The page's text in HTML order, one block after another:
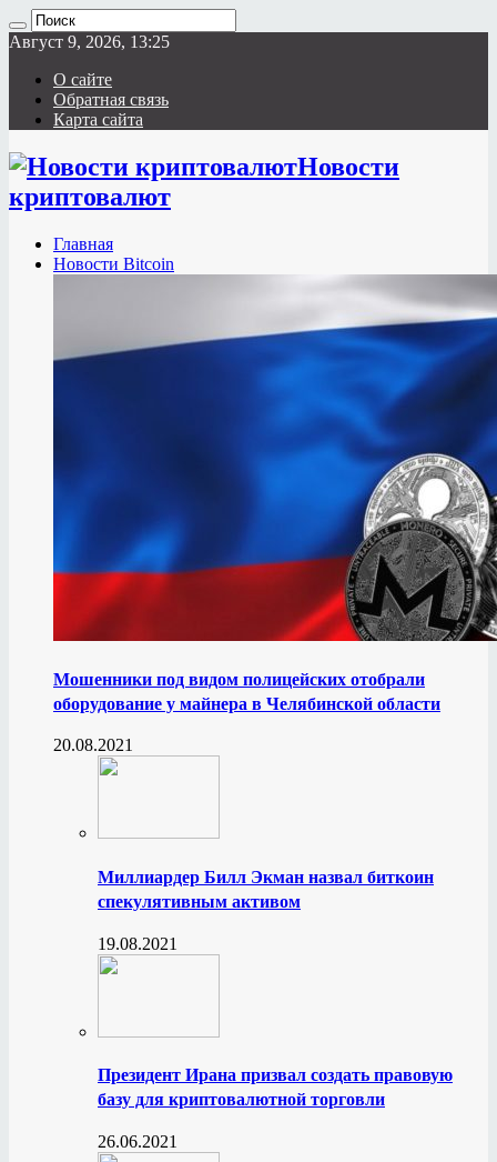
Август 9, 2026, 13:25
О сайте
Обратная связь
Карта сайта
Новости
криптовалют
Главная
Новости Bitcoin
Мошенники под видом полицейских отобрали
оборудование у майнера в Челябинской области
20.08.2021
Миллиардер Билл Экман назвал биткоин
спекулятивным активом
19.08.2021
Президент Ирана призвал создать правовую
базу для криптовалютной торговли
26.06.2021